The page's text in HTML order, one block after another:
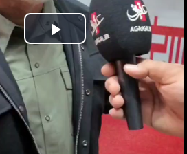
Play
Video